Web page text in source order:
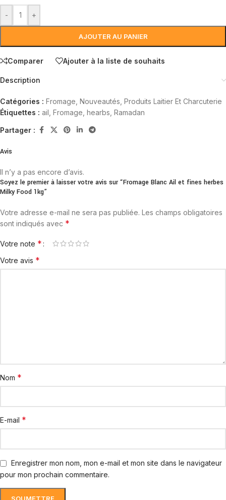
- +
AJOUTER AU PANIER
Comparer Ajouter à la liste de souhaits
Description
Catégories : Fromage Nouveautés Produits Laitier Et Charcuterie
Étiquettes : ail Fromage hearbs Ramadan
Partager :
Avis
Il n’y a pas encore d’avis.
Soyez le premier à laisser votre avis sur “Fromage Blanc Ail et fines herbes
Milky Food 1kg”
Votre adresse e-mail ne sera pas publiée. Les champs obligatoires
sont indiqués avec *
Votre note *
Votre avis *
Nom *
E-mail *
Enregistrer mon nom, mon e-mail et mon site dans le navigateur
pour mon prochain commentaire.